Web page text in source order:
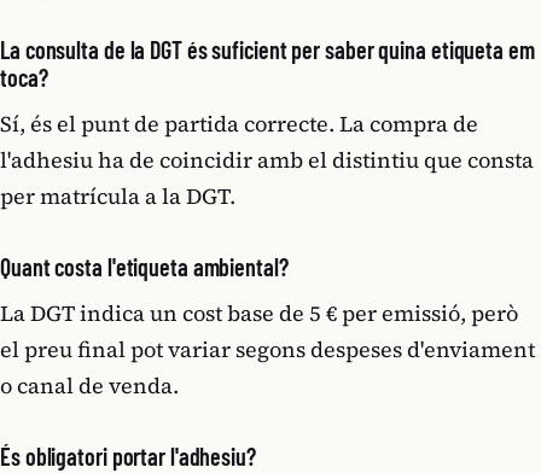
La consulta de la DGT és suficient per saber quina etiqueta em
toca?
Sí, és el punt de partida correcte. La compra de
l'adhesiu ha de coincidir amb el distintiu que consta
per matrícula a la DGT.
Quant costa l'etiqueta ambiental?
La DGT indica un cost base de 5 € per emissió, però
el preu final pot variar segons despeses d'enviament
o canal de venda.
És obligatori portar l'adhesiu?